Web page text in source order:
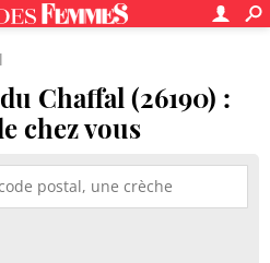
Chaffal (26190) :
chez vous